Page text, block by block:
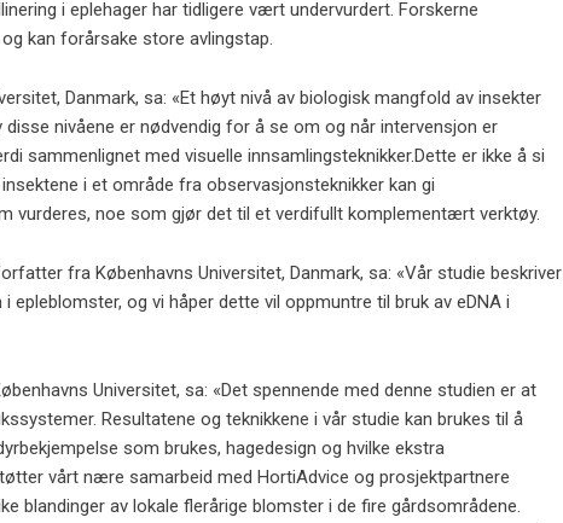
i eplehager har tidligere vært undervurdert. Forskerne
kan forårsake store avlingstap.
Danmark, sa: «Et høyt nivå av biologisk mangfold av insekter
nivåene er nødvendig for å se om og når intervensjon er
sammenlignet med visuelle innsamlingsteknikker.Dette er ikke å si
i et område fra observasjonsteknikker kan gi
vurderes, noe som gjør det til et verdifullt komplementært verktøy.
fra Københavns Universitet, Danmark, sa: «Vår studie beskriver
epleblomster, og vi håper dette vil oppmuntre til bruk av eDNA i
Universitet, sa: «Det spennende med denne studien er at
Resultatene og teknikkene i vår studie kan brukes til å
som brukes, hagedesign og hvilke ekstra
vårt nære samarbeid med HortiAdvice og prosjektpartnere
blandinger av lokale flerårige blomster i de fire gårdsområdene.